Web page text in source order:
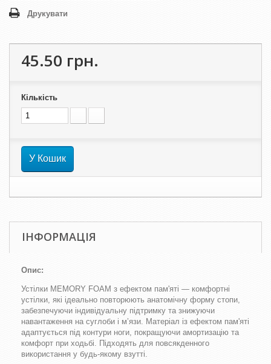
Друкувати
45.50 грн.
Кількість
У Кошик
ІНФОРМАЦІЯ
Опис:
Устілки MEMORY FOAM з ефектом пам'яті — комфортні
устілки, які ідеально повторюють анатомічну форму стопи,
забезпечуючи індивідуальну підтримку та знижуючи
навантаження на суглоби і м’язи. Матеріал із ефектом пам'яті
адаптується під контури ноги, покращуючи амортизацію та
комфорт при ходьбі. Підходять для повсякденного
використання у будь-якому взутті.